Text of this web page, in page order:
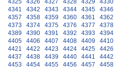
4325
4326 4327 4328 4329 4330
4341
4342 4343 4344 4345 4346
4357
4358 4359 4360 4361 4362
4373
4374 4375 4376 4377 4378
4389
4390 4391 4392 4393 4394
4405
4406 4407 4408 4409 4410
4421
4422 4423 4424 4425 4426
4437
4438 4439 4440 4441 4442
4453
4454 4455 4456 4457 4458